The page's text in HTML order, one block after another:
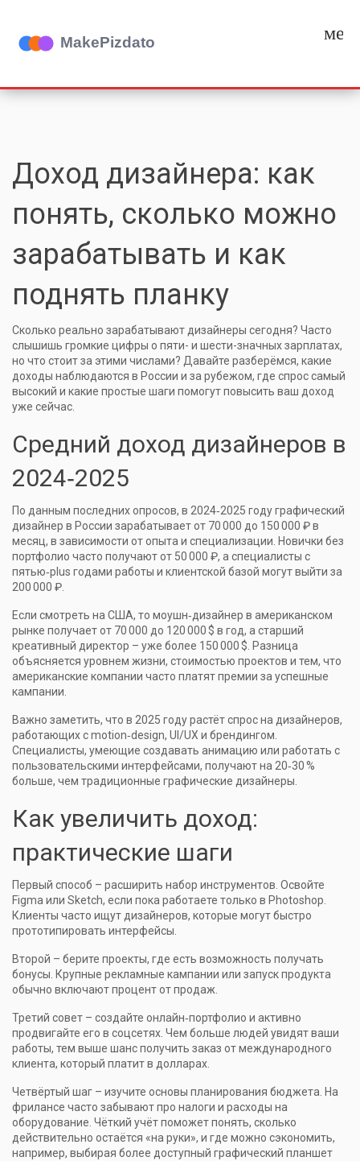
Доход дизайнера: как
понять, сколько можно
зарабатывать и как
поднять планку
Сколько реально зарабатывают дизайнеры сегодня? Часто
слышишь громкие цифры о пяти- и шести-значных зарплатах,
но что стоит за этими числами? Давайте разберёмся, какие
доходы наблюдаются в России и за рубежом, где спрос самый
высокий и какие простые шаги помогут повысить ваш доход
уже сейчас.
Средний доход дизайнеров в
2024‑2025
По данным последних опросов, в 2024‑2025 году графический
дизайнер в России зарабатывает от 70 000 до 150 000 ₽ в
месяц, в зависимости от опыта и специализации. Новички без
портфолио часто получают от 50 000 ₽, а специалисты с
пятью‑plus годами работы и клиентской базой могут выйти за
200 000 ₽.
Если смотреть на США, то моушн‑дизайнер в американском
рынке получает от 70 000 до 120 000 $ в год, а старший
креативный директор – уже более 150 000 $. Разница
объясняется уровнем жизни, стоимостью проектов и тем, что
американские компании часто платят премии за успешные
кампании.
Важно заметить, что в 2025 году растёт спрос на дизайнеров,
работающих с motion‑design, UI/UX и брендингом.
Специалисты, умеющие создавать анимацию или работать с
пользовательскими интерфейсами, получают на 20‑30 %
больше, чем традиционные графические дизайнеры.
Как увеличить доход:
практические шаги
Первый способ – расширить набор инструментов. Освойте
Figma или Sketch, если пока работаете только в Photoshop.
Клиенты часто ищут дизайнеров, которые могут быстро
прототипировать интерфейсы.
Второй – берите проекты, где есть возможность получать
бонусы. Крупные рекламные кампании или запуск продукта
обычно включают процент от продаж.
Третий совет – создайте онлайн‑портфолио и активно
продвигайте его в соцсетях. Чем больше людей увидят ваши
работы, тем выше шанс получить заказ от международного
клиента, который платит в долларах.
Четвёртый шаг – изучите основы планирования бюджета. На
фрилансе часто забывают про налоги и расходы на
оборудование. Чёткий учёт поможет понять, сколько
действительно остаётся «на руки», и где можно сэкономить,
например, выбирая более доступный графический планшет